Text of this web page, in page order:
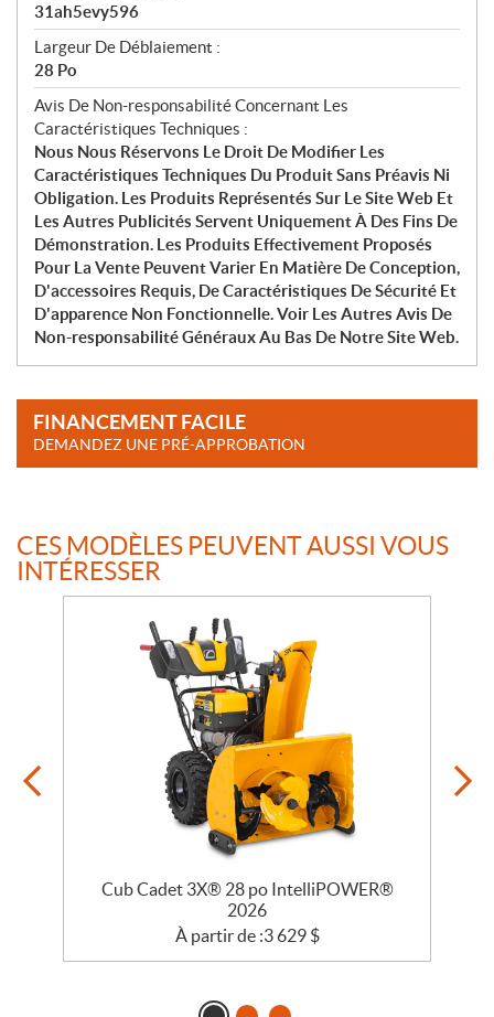
31ah5evy596
Largeur De Déblaiement :
28 Po
Avis De Non-responsabilité Concernant Les
Caractéristiques Techniques :
Nous Nous Réservons Le Droit De Modifier Les
Caractéristiques Techniques Du Produit Sans Préavis Ni
Obligation. Les Produits Représentés Sur Le Site Web Et
Les Autres Publicités Servent Uniquement À Des Fins De
Démonstration. Les Produits Effectivement Proposés
Pour La Vente Peuvent Varier En Matière De Conception,
D'accessoires Requis, De Caractéristiques De Sécurité Et
D'apparence Non Fonctionnelle. Voir Les Autres Avis De
Non-responsabilité Généraux Au Bas De Notre Site Web.
FINANCEMENT FACILE
DEMANDEZ UNE PRÉ-APPROBATION
CES MODÈLES PEUVENT AUSSI VOUS
INTÉRESSER
Cub Cadet 3X® 28 po IntelliPOWER®
2026
À partir de :3 629 $